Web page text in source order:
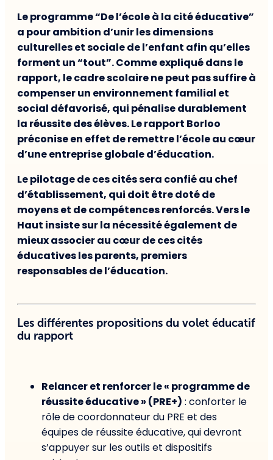
Le programme “De l’école à la cité éducative”
a pour ambition d’unir les dimensions
culturelles et sociale de l’enfant afin qu’elles
forment un “tout”. Comme expliqué dans le
rapport, le cadre scolaire ne peut pas suffire à
compenser un environnement familial et
social défavorisé, qui pénalise durablement
la réussite des élèves. Le rapport Borloo
préconise en effet de remettre l’école au cœur
d’une entreprise globale d’éducation.
Le pilotage de ces cités sera confié au chef
d’établissement, qui doit être doté de
moyens et de compétences renforcés. Vers le
Haut insiste sur la nécessité également de
mieux associer au cœur de ces cités
éducatives les parents, premiers
responsables de l’éducation.
Les différentes propositions du volet éducatif
du rapport
Relancer et renforcer le « programme de
réussite éducative » (PRE+) : conforter le
rôle de coordonnateur du PRE et des
équipes de réussite éducative, qui devront
s’appuyer sur les outils et dispositifs